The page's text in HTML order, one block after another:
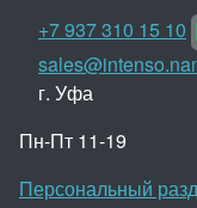
+7 937 310 15 10
г. Уфа
Пн-Пт 11-19
Персональный